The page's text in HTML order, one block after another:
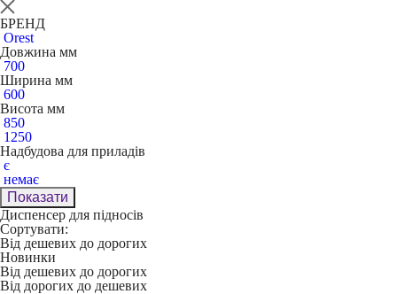
БРЕНД
Orest
Довжина мм
700
Ширина мм
600
Висота мм
850
1250
Надбудова для приладів
є
немає
Показати
Диспенсер для підносів
Сортувати:
Від дешевих до дорогих
Новинки
Від дешевих до дорогих
Від дорогих до дешевих